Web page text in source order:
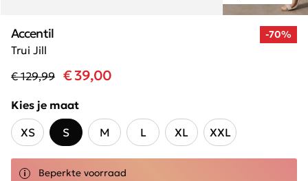
-70%
Trui Jill
Accentil
€ 129,99 € 39,00
Kies je maat
XS
S M L XL XXL
Beperkte voorraad